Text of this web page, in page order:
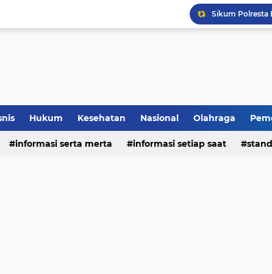
Hukum Kesehatan Nasional Olahraga
Video
informasi serta merta informasi setiap saat